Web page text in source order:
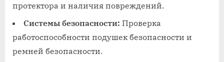
протектора и наличия повреждений.
Системы безопасности: Проверка
работоспособности подушек безопасности и
ремней безопасности.